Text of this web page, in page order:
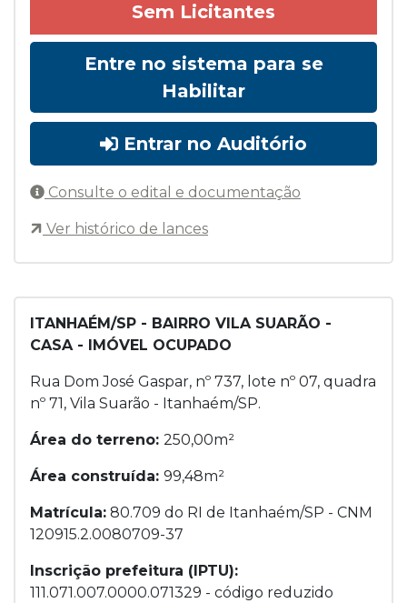
ITANHAÉM/SP - BAIRRO VILA SUARÃO -
CASA - IMÓVEL OCUPADO
Rua Dom José Gaspar, nº 737, lote nº 07, quadra
nº 71, Vila Suarão - Itanhaém/SP.
Área do terreno: 250,00m²
Área construída: 99,48m²
Matrícula: 80.709 do RI de Itanhaém/SP - CNM
120915.2.0080709-37
Inscrição prefeitura (IPTU):
111.071.007.0000.071329 - código reduzido
Sem Licitantes
Entre no sistema para se
Habilitar
Entrar no Auditório
Consulte o edital e documentação
Ver histórico de lances